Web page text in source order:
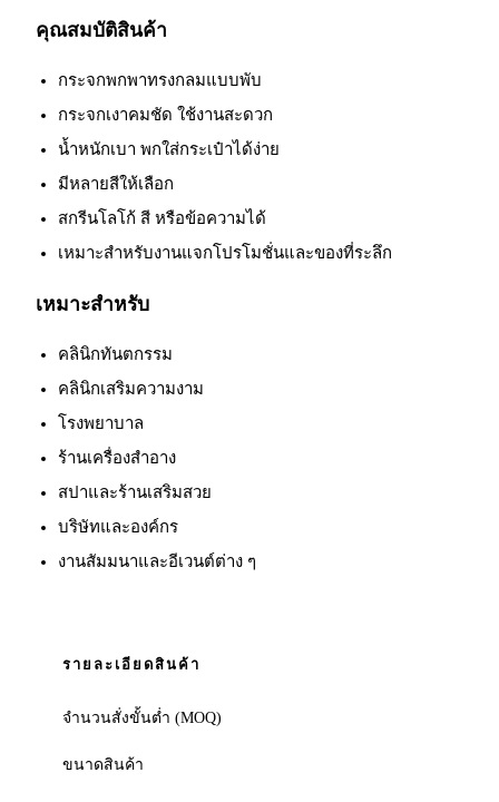
คุณสมบัติสินค้า
กระจกพกพาทรงกลมแบบพับ
กระจกเงาคมชัด ใช้งานสะดวก
น้ำหนักเบา พกใส่กระเป๋าได้ง่าย
มีหลายสีให้เลือก
สกรีนโลโก้ สี หรือข้อความได้
เหมาะสำหรับงานแจกโปรโมชั่นและของที่ระลึก
เหมาะสำหรับ
คลินิกทันตกรรม
คลินิกเสริมความงาม
โรงพยาบาล
ร้านเครื่องสำอาง
สปาและร้านเสริมสวย
บริษัทและองค์กร
งานสัมมนาและอีเวนต์ต่าง ๆ
รายละเอียดสินค้า
จำนวนสั่งขั้นต่ำ (MOQ)
ขนาดสินค้า